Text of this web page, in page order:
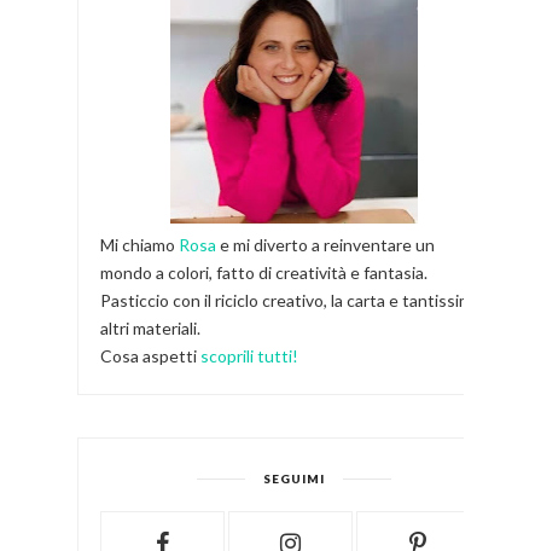
Mi chiamo Rosa e mi diverto a reinventare un
mondo a colori, fatto di creatività e fantasia.
Pasticcio con il riciclo creativo, la carta e tantissimi
altri materiali.
Cosa aspetti scoprili tutti!
SEGUIMI